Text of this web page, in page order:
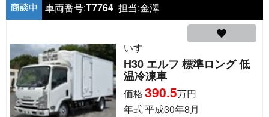
車両番号:T7764 担当:金澤
いすゞ
H30 エルフ 標準ロング 低
温冷凍車
価格390.5万円
年式平成30年8月